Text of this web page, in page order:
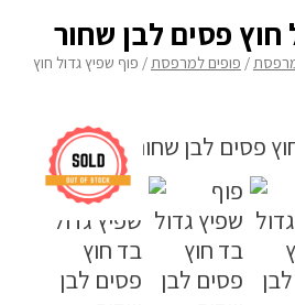
לריהוט גן
זולה
לכלבים
גן
ישיבה
חוץ פסים לבן שחור
/ פופים למרפסת/ פוף שפיץ גדול חוץ